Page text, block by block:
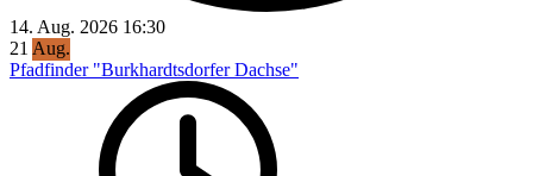
14. Aug. 2026 16:30
21 Aug.
Pfadfinder "Burkhardtsdorfer Dachse"